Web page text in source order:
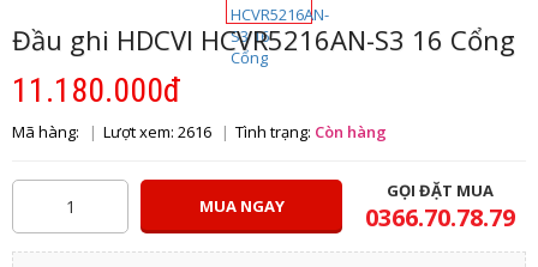
Đầu ghi HDCVI HCVR5216AN-S3 16 Cổng
11.180.000đ
Mã hàng: Lượt xem: 2616 Tình trạng: Còn hàng
MUA NGAY
GỌI ĐẶT MUA
0366.70.78.79